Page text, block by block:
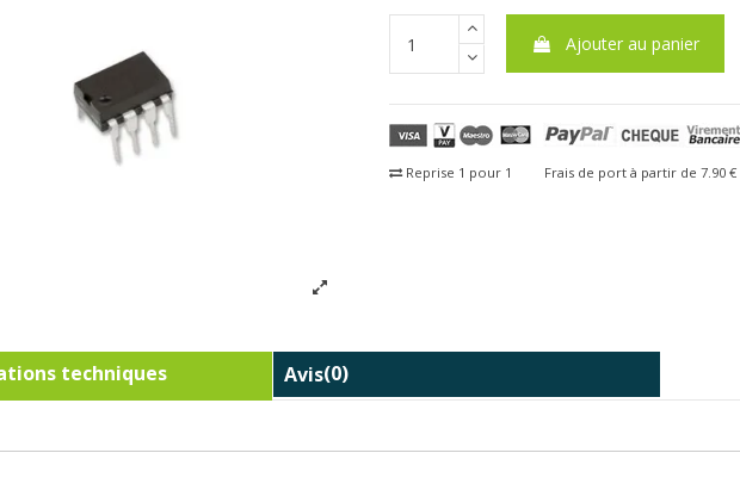
Ajouter au panier
Reprise 1 pour 1 Frais de port à partir de 7.90 €
techniques Avis(0)